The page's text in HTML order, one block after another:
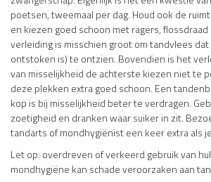
poetsen, tweemaal per dag. Houd ook de
en kiezen goed schoon met ragers,
verleiding is misschien groot om tandvlees
ontstoken is) te ontzien. Bovendien is het
van misselijkheid de achterste kiezen niet te
deze plekken extra goed schoon. Een
kop is bij misselijkheid beter te verdragen.
zoetigheid en dranken waar suiker in zit.
tandarts of mondhygiënist een keer extra als
Let op: overdreven of verkeerd gebruik van
mondhygiëne kan schade veroorzaken aan